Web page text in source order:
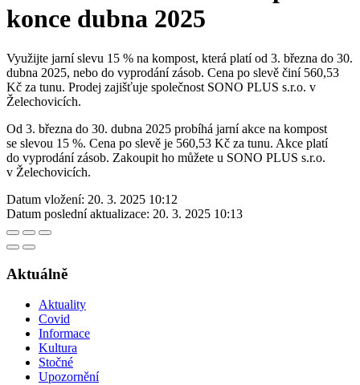
konce dubna 2025
Využijte jarní slevu 15 % na kompost, která platí od 3. března do 30.
dubna 2025, nebo do vyprodání zásob. Cena po slevě činí 560,53
Kč za tunu. Prodej zajišťuje společnost SONO PLUS s.r.o. v
Želechovicích.
Od 3. března do 30. dubna 2025 probíhá jarní akce na kompost
se slevou 15 %. Cena po slevě je 560,53 Kč za tunu. Akce platí
do vyprodání zásob. Zakoupit ho můžete u SONO PLUS s.r.o.
v Želechovicích.
Datum vložení: 20. 3. 2025 10:12
Datum poslední aktualizace: 20. 3. 2025 10:13
Aktuálně
Aktuality
Covid
Informace
Kultura
Stočné
Upozornění